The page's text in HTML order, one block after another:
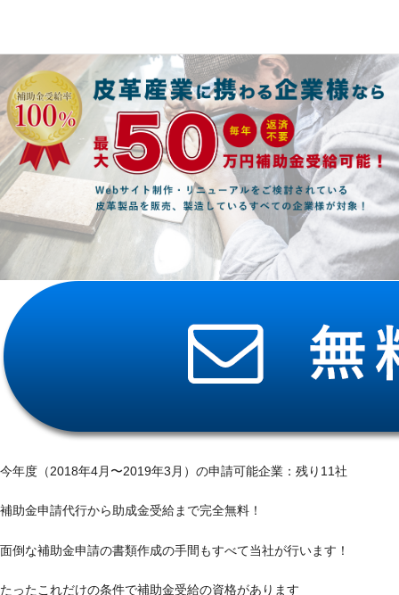
今年度（2018年4月〜2019年3月）の申請可能企業：残り 11社
補助金申請代行から助成金受給まで完全無料！
面倒な補助金申請の書類作成の手間もすべて当社が行います！
たったこれだけの条件で補助金受給の資格があります